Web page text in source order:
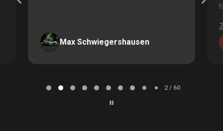
Max Schwiegershausen
2 / 60